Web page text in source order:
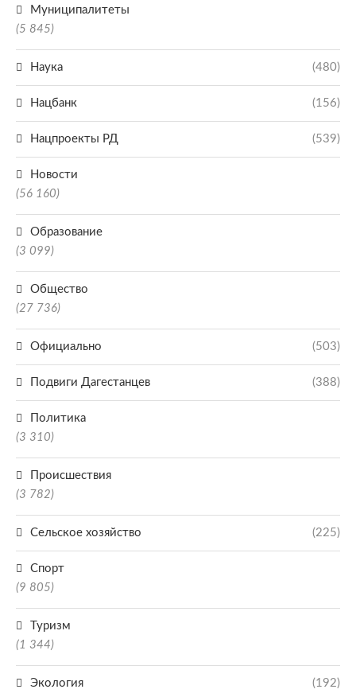
Муниципалитеты
(5 845)
Наука (480)
Нацбанк (156)
Нацпроекты РД (539)
Новости
(56 160)
Образование
(3 099)
Общество
(27 736)
Официально (503)
Подвиги Дагестанцев (388)
Политика
(3 310)
Происшествия
(3 782)
Сельское хозяйство (225)
Спорт
(9 805)
Туризм
(1 344)
Экология (192)